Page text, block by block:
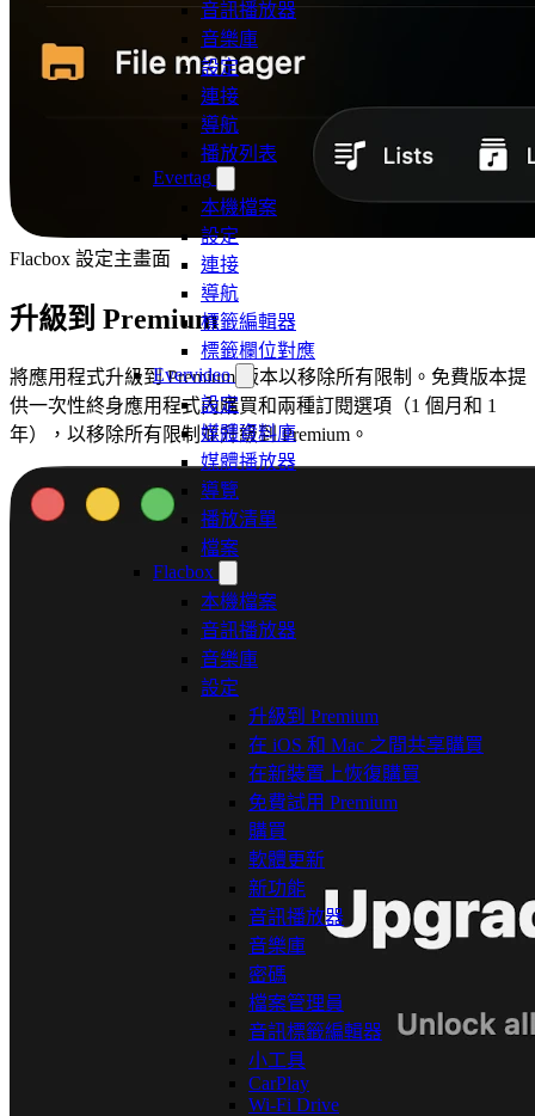
音訊播放器
音樂庫
設定
連接
導航
播放列表
Evertag
本機檔案
設定
連接
導航
標籤編輯器
標籤欄位對應
Evervideo
設定
媒體資料庫
媒體播放器
導覽
播放清單
檔案
Flacbox
本機檔案
音訊播放器
音樂庫
設定
升級到 Premium
在 iOS 和 Mac 之間共享購買
在新裝置上恢復購買
免費試用 Premium
購買
軟體更新
新功能
音訊播放器
音樂庫
密碼
檔案管理員
音訊標籤編輯器
小工具
CarPlay
Wi-Fi Drive
Flacbox 設定主畫面
升級到 Premium
將應用程式升級到 Premium 版本以移除所有限制。免費版本提
供一次性終身應用程式內購買和兩種訂閱選項（1 個月和 1
年），以移除所有限制並升級到 Premium。